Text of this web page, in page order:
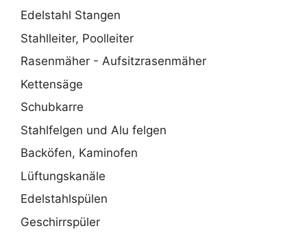
Edelstahl Stangen
Stahlleiter, Poolleiter
Rasenmäher - Aufsitzrasenmäher
Kettensäge
Schubkarre
Stahlfelgen und Alu felgen
Backöfen, Kaminofen
Lüftungskanäle
Edelstahlspülen
Geschirrspüler